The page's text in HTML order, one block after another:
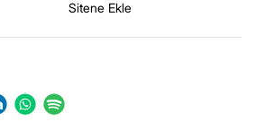
Sitene Ekle